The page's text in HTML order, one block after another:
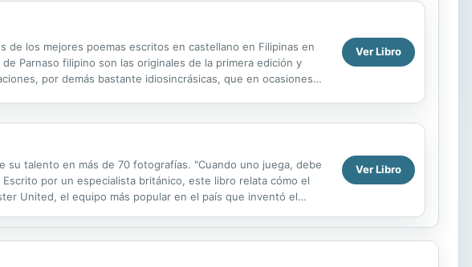
los mejores poemas escritos en castellano en Filipinas en
Parnaso filipino son las originales de la primera edición y
por demás bastante idiosincrásicas, que en ocasiones
Ver Libro
talento en más de 70 fotografías. "Cuando uno juega, debe
por un especialista británico, este libro relata cómo el
United, el equipo más popular en el país que inventó el
Ver Libro